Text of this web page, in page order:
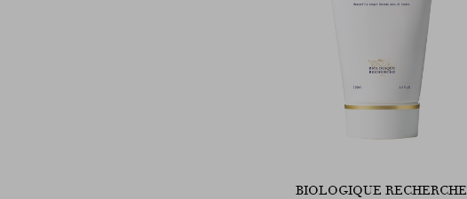
BIOLOGIQUE RECHERCHE